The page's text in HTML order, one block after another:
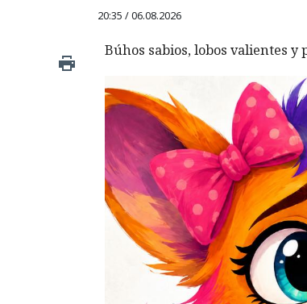
20:35 / 06.08.2026
Búhos sabios, lobos valientes